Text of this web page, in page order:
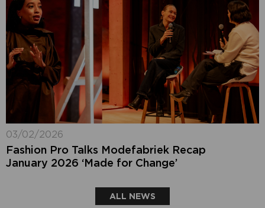
03/02/2026
Fashion Pro Talks Modefabriek Recap
January 2026 ‘Made for Change’
ALL NEWS